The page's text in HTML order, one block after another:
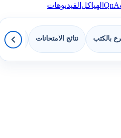
QnAالهياكلالفيديوهات
بالكتب نتائج الامتحانات